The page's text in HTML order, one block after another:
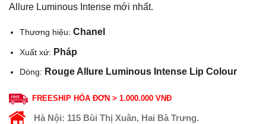
Allure Luminous Intense mới nhất.
Thương hiệu:Chanel
Xuất xứ: Pháp
Dòng: Rouge Allure Luminous Intense Lip Colour
FREESHIP HÓA ĐƠN > 1.000.000 VNĐ
Hà Nội: 115 Bùi Thị Xuân, Hai Bà Trưng.